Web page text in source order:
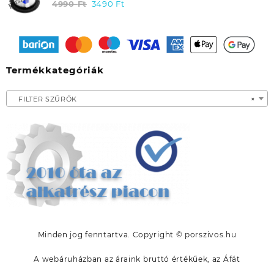
HAUSMEISTER HM 2061 / MOOSOO K17
4990Ft Original
4990 Ft.
3490 FtCurrent
3490 Ft.
Termékkategóriák
×
FILTER SZŰRŐK
Minden jog fenntartva. Copyright © porszivos.hu
A webáruházban az áraink bruttó értékűek, az Áfát